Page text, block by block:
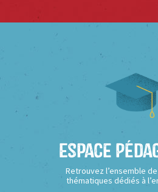
Espace
Retrouvez l’ensemble
thématiques dédiés à